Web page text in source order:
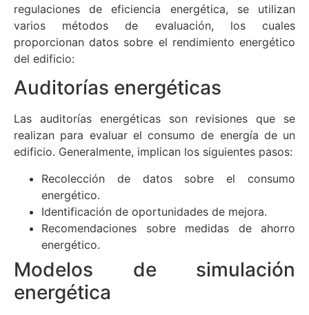
regulaciones de eficiencia energética, se utilizan
varios métodos de evaluación, los cuales
proporcionan datos sobre el rendimiento energético
del edificio:
Auditorías energéticas
Las auditorías energéticas son revisiones que se
realizan para evaluar el consumo de energía de un
edificio. Generalmente, implican los siguientes pasos:
Recolección de datos sobre el consumo
energético.
Identificación de oportunidades de mejora.
Recomendaciones sobre medidas de ahorro
energético.
Modelos de simulación
energética